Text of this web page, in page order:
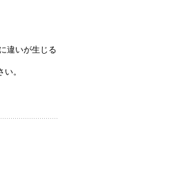
違いが生じる
。